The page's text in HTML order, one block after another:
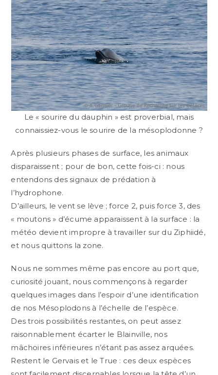
Le « sourire du dauphin » est proverbial, mais
connaissiez-vous le sourire de la mésoplodonne ?
Après plusieurs phases de surface, les animaux
disparaissent ; pour de bon, cette fois-ci : nous
entendons des signaux de prédation à
l’hydrophone.
D’ailleurs, le vent se lève ; force 2, puis force 3, des
« moutons » d’écume apparaissent à la surface : la
météo devient impropre à travailler sur du Ziphiidé,
et nous quittons la zone.
Nous ne sommes même pas encore au port que,
curiosité jouant, nous commençons à regarder
quelques images dans l’espoir d’une identification
de nos Mésoplodons à l’échelle de l’espèce.
Des trois possibilités restantes, on peut assez
raisonnablement écarter le Blainville, nos
mâchoires inférieures n’étant pas assez arquées.
Restent le Gervais et le True : ces deux espèces